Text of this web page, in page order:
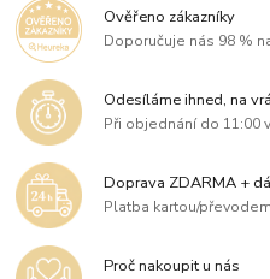
Ověřeno zákazníky
Doporučuje nás 98 %
Odesíláme ihned, na
Při objednání do 11:00
Doprava ZDARMA +
Platba kartou/
Proč nakoupit u nás